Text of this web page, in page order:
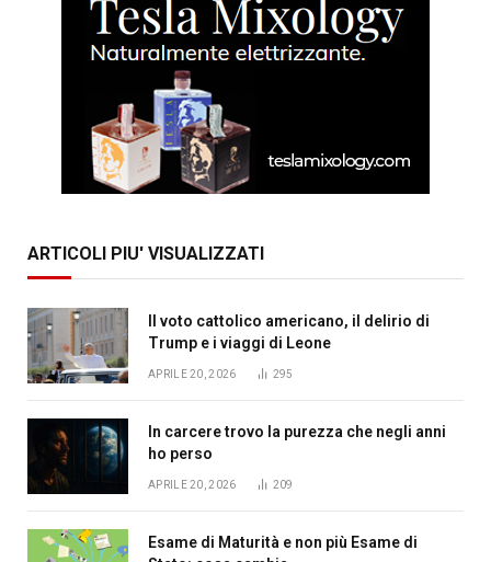
ARTICOLI PIU' VISUALIZZATI
Il voto cattolico americano, il delirio di
Trump e i viaggi di Leone
APRILE 20, 2026 295
In carcere trovo la purezza che negli anni
ho perso
APRILE 20, 2026 209
Esame di Maturità e non più Esame di